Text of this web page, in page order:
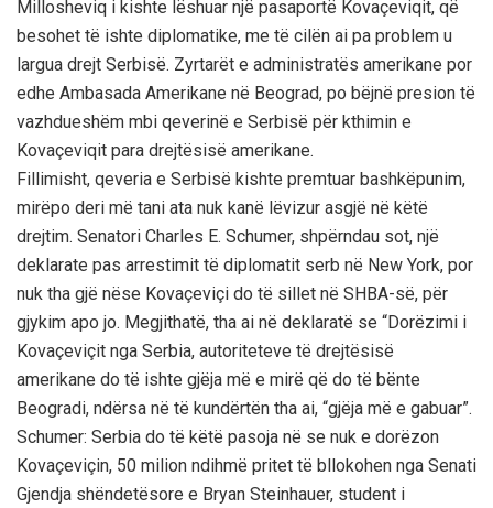
Millosheviq i kishte lëshuar një pasaportë Kovaçeviqit, që
besohet të ishte diplomatike, me të cilën ai pa problem u
largua drejt Serbisë. Zyrtarët e administratës amerikane por
edhe Ambasada Amerikane në Beograd, po bëjnë presion të
vazhdueshëm mbi qeverinë e Serbisë për kthimin e
Kovaçeviqit para drejtësisë amerikane.
Fillimisht, qeveria e Serbisë kishte premtuar bashkëpunim,
mirëpo deri më tani ata nuk kanë lëvizur asgjë në këtë
drejtim. Senatori Charles E. Schumer, shpërndau sot, një
deklarate pas arrestimit të diplomatit serb në New York, por
nuk tha gjë nëse Kovaçeviçi do të sillet në SHBA-së, për
gjykim apo jo. Megjithatë, tha ai në deklaratë se “Dorëzimi i
Kovaçeviçit nga Serbia, autoriteteve të drejtësisë
amerikane do të ishte gjëja më e mirë që do të bënte
Beogradi, ndërsa në të kundërtën tha ai, “gjëja më e gabuar”.
Schumer: Serbia do të këtë pasoja në se nuk e dorëzon
Kovaçeviçin, 50 milion ndihmë pritet të bllokohen nga Senati
Gjendja shëndetësore e Bryan Steinhauer, student i